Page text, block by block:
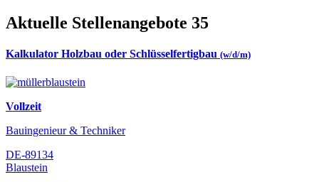
Aktuelle Stellenangebote 35
Kalkulator Holzbau oder Schlüsselfertigbau (w/d/m)
Vollzeit
Bauingenieur & Techniker
DE-89134
Blaustein